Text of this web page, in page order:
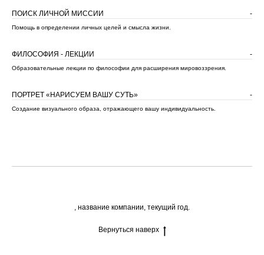
ПОИСК ЛИЧНОЙ МИССИИ -
Помощь в определении личных целей и смысла жизни.
ФИЛОСОФИЯ - ЛЕКЦИИ -
Образовательные лекции по философии для расширения мировоззрения.
ПОРТРЕТ «НАРИСУЕМ ВАШУ СУТЬ» -
Создание визуального образа, отражающего вашу индивидуальность.
, название компании, текущий год.
Вернуться наверх